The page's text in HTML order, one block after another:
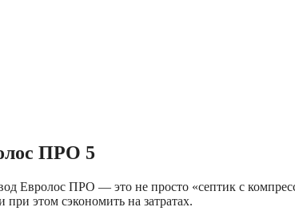
ПРО 5
Евролос ПРО — это не просто «септик с
этом сэкономить на затратах.